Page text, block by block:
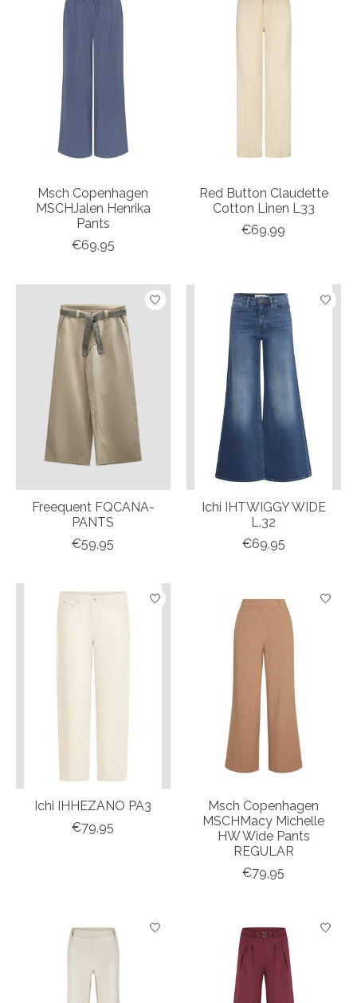
Msch Copenhagen
MSCHJalen Henrika
Pants
€69,95
Red Button Claudette
Cotton Linen L33
€69,99
Freequent FQCANA-
PANTS
€59,95
Ichi IHTWIGGY WIDE
L.32
€69,95
Ichi IHHEZANO PA3
€79,95
Msch Copenhagen
MSCHMacy Michelle
HW Wide Pants
REGULAR
€79,95